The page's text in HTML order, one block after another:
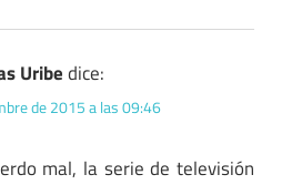
Uribedice:
de 2015 a las 09:46
mal, la serie de televisión